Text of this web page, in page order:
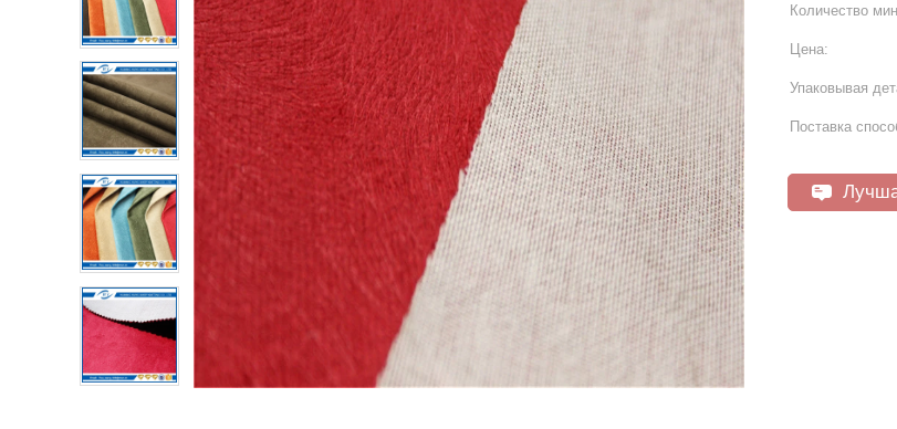
Количество
Цена:
Упаковывая
Поставка